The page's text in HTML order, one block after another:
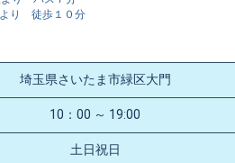
より 徒歩１０分
埼玉県さいたま市緑区大門
10：00 ～ 19:00
土日祝日